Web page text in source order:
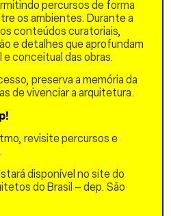
e
percursos de forma
os ambientes. Durante a
conteúdos curatoriais,
e detalhes que aprofundam
conceitual das obras.
preserva a memória da
de vivenciar a arquitetura.
revisite percursos e
disponível no site do
do Brasil – dep. São